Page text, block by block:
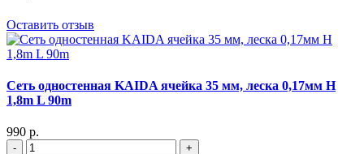
Оставить отзыв
Сеть одностенная KAIDA ячейка 35 мм, леска 0,17мм Н
1,8m L 90m
990 р.
- +